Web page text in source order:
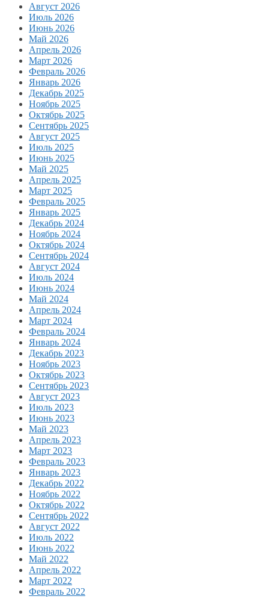
Август 2026
Июль 2026
Июнь 2026
Май 2026
Апрель 2026
Март 2026
Февраль 2026
Январь 2026
Декабрь 2025
Ноябрь 2025
Октябрь 2025
Сентябрь 2025
Август 2025
Июль 2025
Июнь 2025
Май 2025
Апрель 2025
Март 2025
Февраль 2025
Январь 2025
Декабрь 2024
Ноябрь 2024
Октябрь 2024
Сентябрь 2024
Август 2024
Июль 2024
Июнь 2024
Май 2024
Апрель 2024
Март 2024
Февраль 2024
Январь 2024
Декабрь 2023
Ноябрь 2023
Октябрь 2023
Сентябрь 2023
Август 2023
Июль 2023
Июнь 2023
Май 2023
Апрель 2023
Март 2023
Февраль 2023
Январь 2023
Декабрь 2022
Ноябрь 2022
Октябрь 2022
Сентябрь 2022
Август 2022
Июль 2022
Июнь 2022
Май 2022
Апрель 2022
Март 2022
Февраль 2022